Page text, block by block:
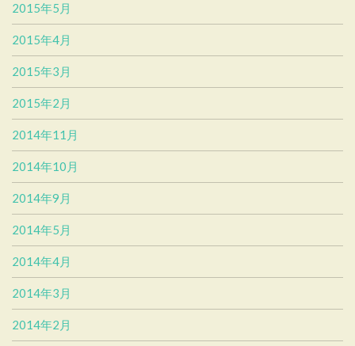
2015年5月
2015年4月
2015年3月
2015年2月
2014年11月
2014年10月
2014年9月
2014年5月
2014年4月
2014年3月
2014年2月